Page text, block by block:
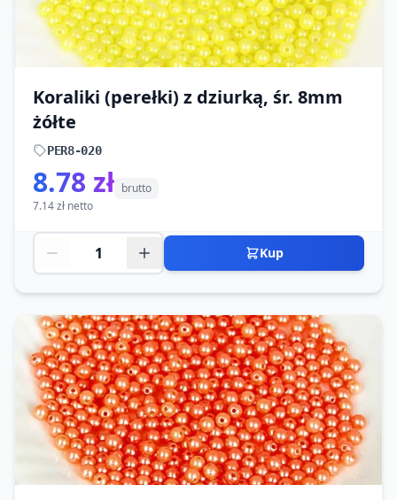
Koraliki (perełki) z dziurką, śr. 8mm
żółte
PER8-020
8.78 zł brutto
7.14 zł netto
Kup